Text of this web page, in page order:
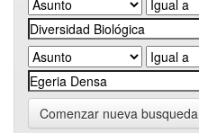
Comenzar nueva busqueda